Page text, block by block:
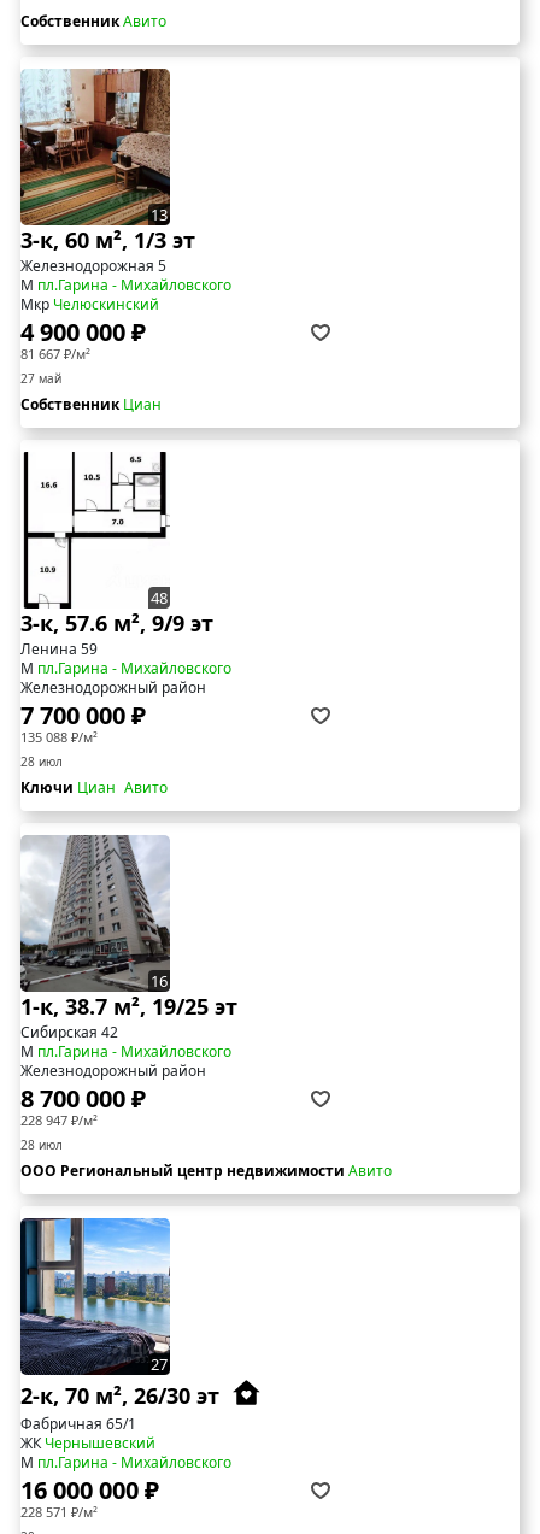
СобственникАвито
13
3-к, 60 м², 1/3 эт
Железнодорожная 5
М пл.Гарина - Михайловского
Мкр Челюскинский
4 900 000 ₽
81 667 ₽/м²
27 май
СобственникЦиан
48
3-к, 57.6 м², 9/9 эт
Ленина 59
М пл.Гарина - Михайловского
Железнодорожный район
7 700 000 ₽
135 088 ₽/м²
28 июл
Ключи Циан Авито
16
1-к, 38.7 м², 19/25 эт
Сибирская 42
М пл.Гарина - Михайловского
Железнодорожный район
8 700 000 ₽
228 947 ₽/м²
28 июл
ООО Региональный центр недвижимости Авито
27
2-к, 70 м², 26/30 эт
Фабричная 65/1
ЖКЧернышевский
М пл.Гарина - Михайловского
16 000 000 ₽
228 571 ₽/м²